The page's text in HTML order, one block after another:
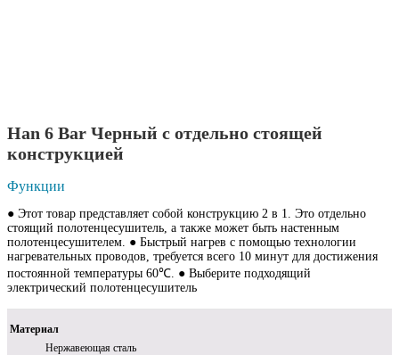
Han 6 Bar Черный с отдельно стоящей
конструкцией
Функции
● Этот товар представляет собой конструкцию 2 в 1. Это отдельно
стоящий полотенцесушитель, а также может быть настенным
полотенцесушителем. ● Быстрый нагрев с помощью технологии
нагревательных проводов, требуется всего 10 минут для достижения
постоянной температуры 60℃. ● Выберите подходящий
электрический полотенцесушитель
Материал
Нержавеющая сталь